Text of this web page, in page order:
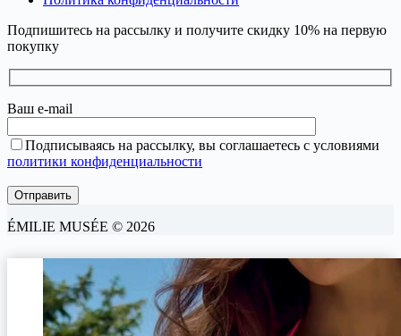
Подпишитесь на рассылку и получите скидку 10% на первую
покупку
Ваш e-mail
Подписываясь на рассылку, вы соглашаетесь с условиями
политики конфиденциальности
ÉMILIE MUSÉE © 2026